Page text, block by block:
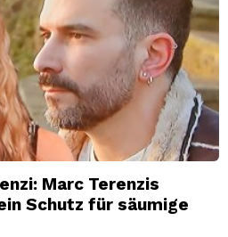
Marc Terenzis
Schutz für säumige